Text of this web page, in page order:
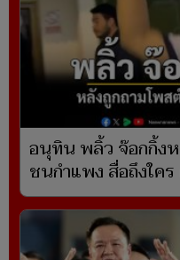
อนุทิน พลิ้ว จ๊อกกิ้ง
ชนกำแพง สื่อถึงใค